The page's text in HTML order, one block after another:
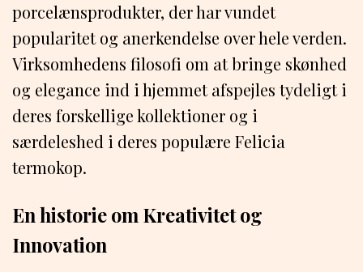
porcelænsprodukter, der har vundet
popularitet og anerkendelse over hele verden.
Virksomhedens filosofi om at bringe skønhed
og elegance ind i hjemmet afspejles tydeligt i
deres forskellige kollektioner og i
særdeleshed i deres populære Felicia
termokop.
En historie om Kreativitet og
Innovation